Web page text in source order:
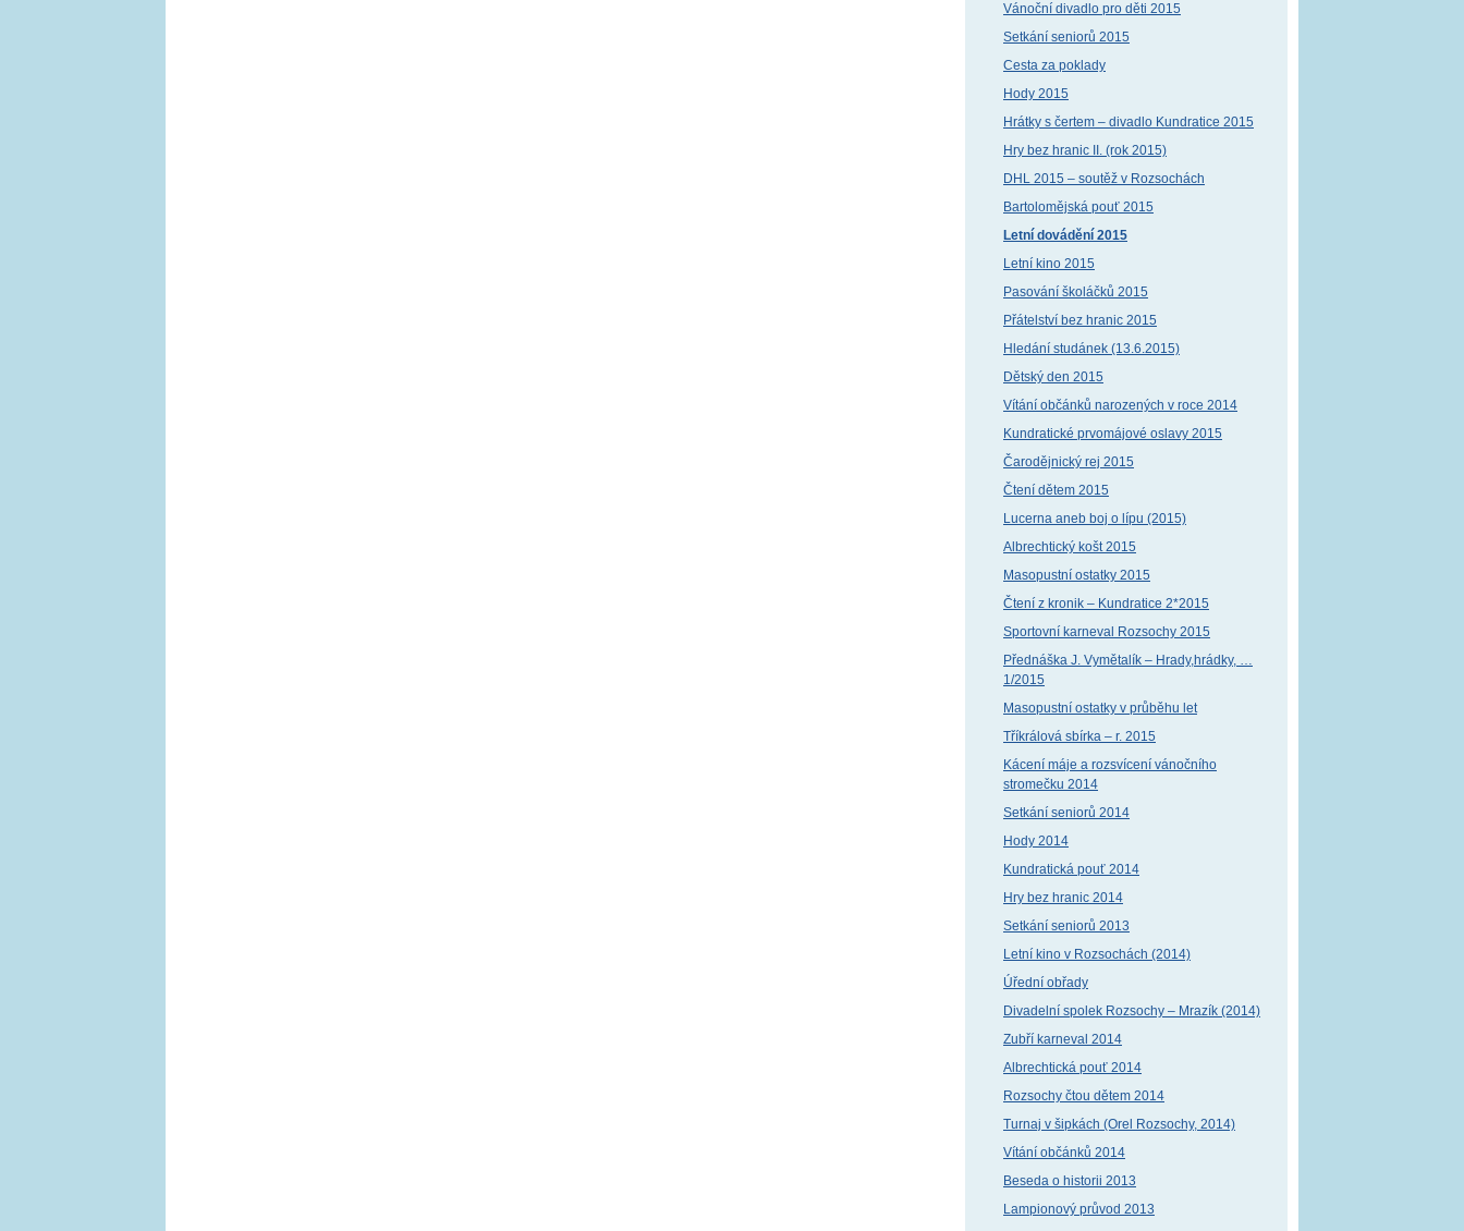
Vánoční divadlo pro děti 2015
Setkání seniorů 2015
Cesta za poklady
Hody 2015
Hrátky s čertem – divadlo Kundratice 2015
Hry bez hranic II. (rok 2015)
DHL 2015 – soutěž v Rozsochách
Bartolomějská pouť 2015
Letní dovádění 2015
Letní kino 2015
Pasování školáčků 2015
Přátelství bez hranic 2015
Hledání studánek (13.6.2015)
Dětský den 2015
Vítání občánků narozených v roce 2014
Kundratické prvomájové oslavy 2015
Čarodějnický rej 2015
Čtení dětem 2015
Lucerna aneb boj o lípu (2015)
Albrechtický košt 2015
Masopustní ostatky 2015
Čtení z kronik – Kundratice 2*2015
Sportovní karneval Rozsochy 2015
Přednáška J. Vymětalík – Hrady,hrádky, …
1/2015
Masopustní ostatky v průběhu let
Tříkrálová sbírka – r. 2015
Kácení máje a rozsvícení vánočního
stromečku 2014
Setkání seniorů 2014
Hody 2014
Kundratická pouť 2014
Hry bez hranic 2014
Setkání seniorů 2013
Letní kino v Rozsochách (2014)
Úřední obřady
Divadelní spolek Rozsochy – Mrazík (2014)
Zubří karneval 2014
Albrechtická pouť 2014
Rozsochy čtou dětem 2014
Turnaj v šipkách (Orel Rozsochy, 2014)
Vítání občánků 2014
Beseda o historii 2013
Lampionový průvod 2013